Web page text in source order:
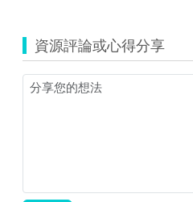
資源評論或心得分享